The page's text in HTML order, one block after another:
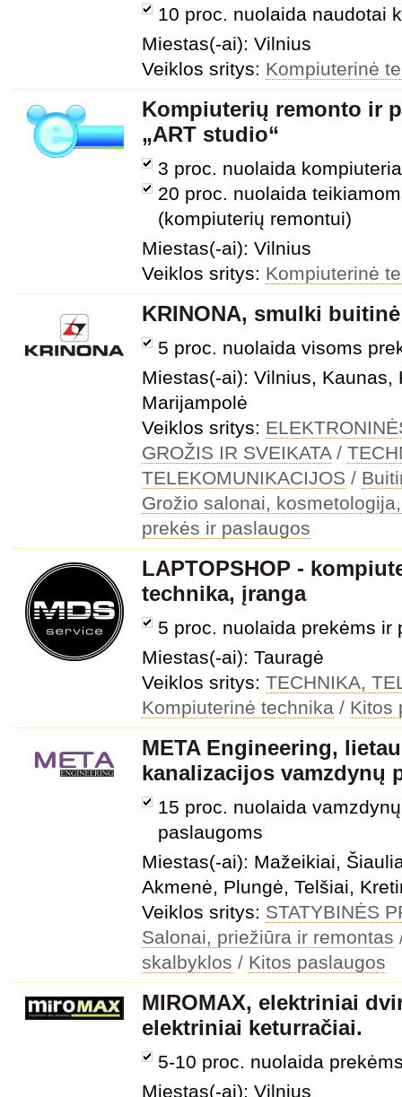
10 proc. nuolaida naudotai
Miestas(-ai): Vilnius
Veiklos sritys: Kompiuterinė
Kompiuterių remonto ir
„ART studio“
3 proc. nuolaida
20 proc. nuolaida
(kompiuterių remontui)
Miestas(-ai): Vilnius
Veiklos sritys: Kompiuterinė
KRINONA, smulki
5 proc. nuolaida visoms
Miestas(-ai): Vilnius, Kaunas,
Marijampolė
Veiklos sritys:
GROŽIS IR SVEIKATA/
TELEKOMUNIKACIJOS /
Grožio salonai,
prekės ir paslaugos
LAPTOPSHOP -
technika, įranga
5 proc. nuolaida prekėms ir
Miestas(-ai): Tauragė
Veiklos sritys: TECHNIKA,
Kompiuterinė technika / Kitos
META Engineering,
kanalizacijos vamzdynų
15 proc. nuolaida
paslaugoms
Miestas(-ai): Mažeikiai,
Akmenė, Plungė, Telšiai,
Veiklos sritys: STATYBINĖS
Salonai, priežiūra ir remontas
skalbyklos / Kitos paslaugos
MIROMAX, elektriniai
elektriniai keturračiai.
5-10 proc. nuolaida
Miestas(-ai): Vilnius